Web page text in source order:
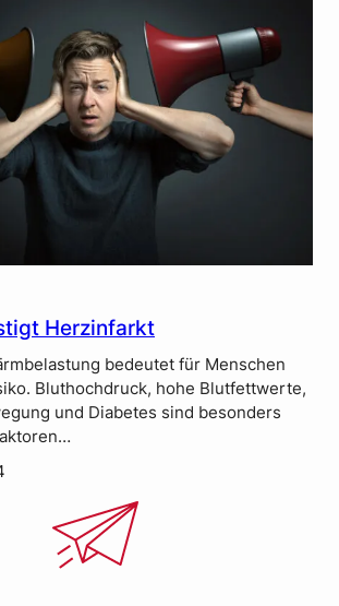
Herzinfarkt
bedeutet für Menschen
Bluthochdruck, hohe Blutfettwerte,
und Diabetes sind besonders